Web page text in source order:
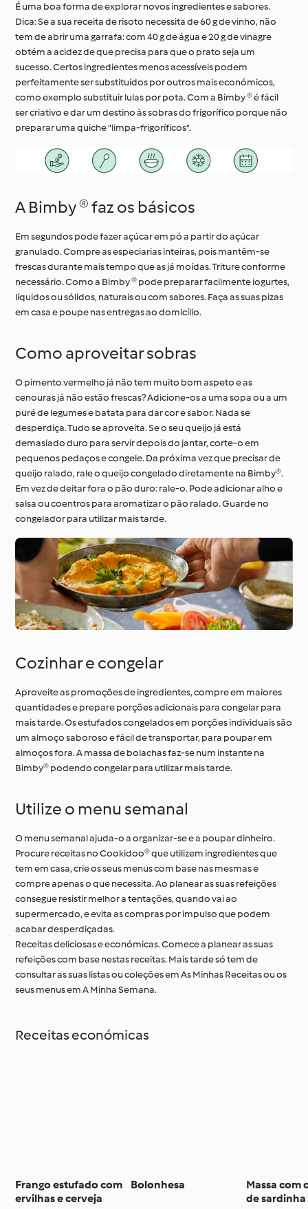
É uma boa forma de explorar novos ingredientes e sabores.
Dica: Se a sua receita de risoto necessita de 60 g de vinho, não
tem de abrir uma garrafa: com 40 g de água e 20 g de vinagre
obtém a acidez de que precisa para que o prato seja um
sucesso. Certos ingredientes menos acessíveis podem
perfeitamente ser substituídos por outros mais económicos,
como exemplo substituir lulas por pota. Com a Bimby ® é fácil
ser criativo e dar um destino às sobras do frigorífico porque não
preparar uma quiche "limpa-frigoríficos".
A Bimby ® faz os básicos
Em segundos pode fazer açúcar em pó a partir do açúcar
granulado. Compre as especiarias inteiras, pois mantêm-se
frescas durante mais tempo que as já moídas. Triture conforme
necessário. Como a Bimby ® pode preparar facilmente iogurtes,
líquidos ou sólidos, naturais ou com sabores. Faça as suas pizas
em casa e poupe nas entregas ao domicílio.
Como aproveitar sobras
O pimento vermelho já não tem muito bom aspeto e as
cenouras já não estão frescas? Adicione-os a uma sopa ou a um
puré de legumes e batata para dar cor e sabor. Nada se
desperdiça. Tudo se aproveita. Se o seu queijo já está
demasiado duro para servir depois do jantar, corte-o em
pequenos pedaços e congele. Da próxima vez que precisar de
queijo ralado, rale o queijo congelado diretamente na Bimby®.
Em vez de deitar fora o pão duro: rale-o. Pode adicionar alho e
salsa ou coentros para aromatizar o pão ralado. Guarde no
congelador para utilizar mais tarde.
Cozinhar e congelar
Aproveite as promoções de ingredientes, compre em maiores
quantidades e prepare porções adicionais para congelar para
mais tarde. Os estufados congelados em porções individuais são
um almoço saboroso e fácil de transportar, para poupar em
almoços fora. A massa de bolachas faz-se num instante na
Bimby® podendo congelar para utilizar mais tarde.
Utilize o menu semanal
O menu semanal ajuda-o a organizar-se e a poupar dinheiro.
Procure receitas no Cookidoo® que utilizem ingredientes que
tem em casa, crie os seus menus com base nas mesmas e
compre apenas o que necessita. Ao planear as suas refeições
consegue resistir melhor a tentações, quando vai ao
supermercado, e evita as compras por impulso que podem
acabar desperdiçadas.
Receitas deliciosas e económicas. Comece a planear as suas
refeições com base nestas receitas. Mais tarde só tem de
consultar as suas listas ou coleções em As Minhas Receitas ou os
seus menus em A Minha Semana.
Receitas económicas
Frango estufado com
ervilhas e cerveja
Bolonhesa
Massa com
de sardinha